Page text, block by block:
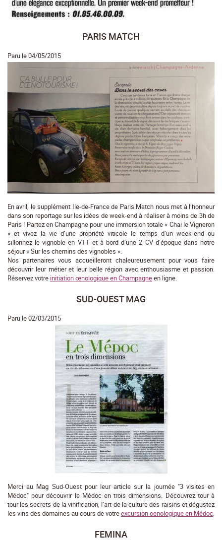
PARIS MATCH
Paru le 04/05/2015
En avril, le supplément Ile-de-France de Paris Match nous met à l’honneur
dans son reportage sur les idées de week-end à réaliser à moins de 3h de
Paris ! Partez en Champagne pour une immersion totale « Chai le Vigneron
» et vivez la vie d’une propriété viticole le temps d’un week-end ou
sillonnez le vignoble en VTT et à bord d’une 2 CV d’époque dans notre
séjour « Sur les chemins des vignobles ».
Nos partenaires vous accueilleront chaleureusement pour vous faire
découvrir leur métier et leur belle région avec enthousiasme et passion.
Réservez votre initiation œnologique en Champagneen ligne.
SUD-OUEST MAG
Paru le 02/03/2015
Merci au Mag Sud-Ouest pour leur article sur la journée "3 visites en
Médoc" pour découvrir le Médoc en trois dimensions. Découvrez tour à
tour les secrets de la vinification, l’art de la culture des raisins et dégustez
les vins des domaines au cours de votreexcursion oenologique en Médoc.
FEMINA